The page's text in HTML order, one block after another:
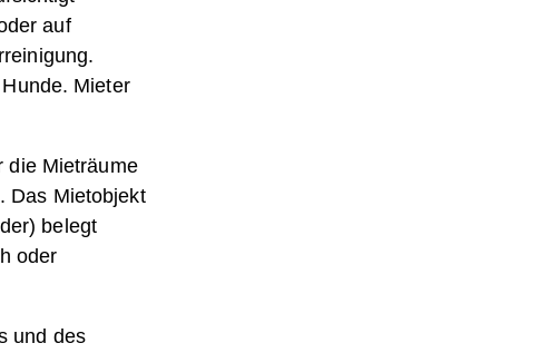
auf
Mieter
die Mieträume
Das Mietobjekt
belegt
oder
und des